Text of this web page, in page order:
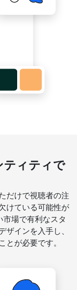
ティティで
だけで視聴者の注
けている可能性が
市場で有利なスタ
ザインを入手し、
とが必要です。